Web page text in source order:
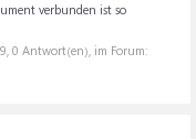
verbunden ist so
, 0 Antwort(en), im Forum: